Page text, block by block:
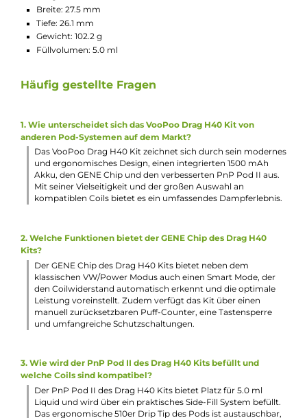
und “Best-Wattage“ Einstellung
Bedienung über Feuerbutton und zwei Auswahlbuttons
5-Klick An/Aus
Leistung, Widerstand und Puff-Counter
Umfangreiche Schutzschaltungen an Bord (Kurzschluss,
Überhitzung, Überspannung, Überladung, zu niedrige
Akkuspannung, Vaping Overtime)
Magnetische Podaufnahme
Neuer und optimierter PnP Pod II mit 5.0 ml
Komfortables Side-Fill mit Silikonverschluss
Abgedunkeltes und transparentes Pod-Design
Kompatibel zu einer Vielzahl von VooPoo's PnP Coils der
Serien TM, TW, VM, R, TR und DW
Schneller Push & Pull Coilwechsel
Dual-In-One Tech für ein noch intensiveres Dampferlebnis
PnP-VM3 0.45 Ohm Coil (25-35 W) und PnP-TW30 0.3
Coil (28-36 W) inkludiert
Lieferumfang
1 x VooPoo Drag H40 Pod Mod Akkuträger